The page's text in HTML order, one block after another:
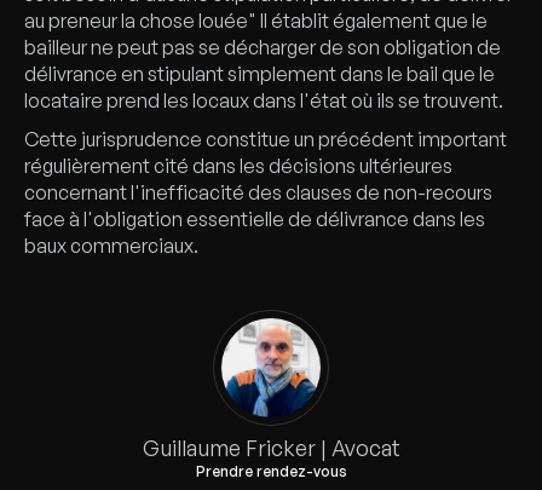
au preneur la chose louée" Il établit également que le
bailleur ne peut pas se décharger de son obligation de
délivrance en stipulant simplement dans le bail que le
locataire prend les locaux dans l'état où ils se trouvent.
Cette jurisprudence constitue un précédent important
régulièrement cité dans les décisions ultérieures
concernant l'inefficacité des clauses de non-recours
face à l'obligation essentielle de délivrance dans les
baux commerciaux.
Guillaume Fricker | Avocat
Prendre rendez-vous